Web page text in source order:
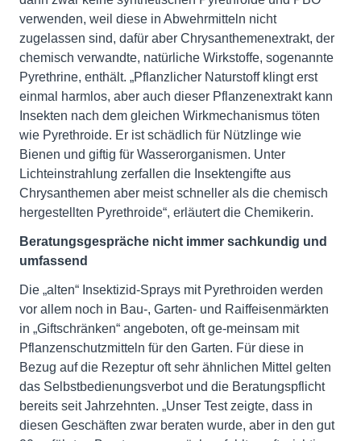
verwenden, weil diese in Abwehrmitteln nicht
zugelassen sind, dafür aber Chrysanthemenextrakt, der
chemisch verwandte, natürliche Wirkstoffe, sogenannte
Pyrethrine, enthält. „Pflanzlicher Naturstoff klingt erst
einmal harmlos, aber auch dieser Pflanzenextrakt kann
Insekten nach dem gleichen Wirkmechanismus töten
wie Pyrethroide. Er ist schädlich für Nützlinge wie
Bienen und giftig für Wasserorganismen. Unter
Lichteinstrahlung zerfallen die Insektengifte aus
Chrysanthemen aber meist schneller als die chemisch
hergestellten Pyrethroide“, erläutert die Chemikerin.
Beratungsgespräche nicht immer sachkundig und
umfassend
Die „alten“ Insektizid-Sprays mit Pyrethroiden werden
vor allem noch in Bau-, Garten- und Raiffeisenmärkten
in „Giftschränken“ angeboten, oft ge-meinsam mit
Pflanzenschutzmitteln für den Garten. Für diese in
Bezug auf die Rezeptur oft sehr ähnlichen Mittel gelten
das Selbstbedienungsverbot und die Beratungspflicht
bereits seit Jahrzehnten. „Unser Test zeigte, dass in
diesen Geschäften zwar beraten wurde, aber in den gut